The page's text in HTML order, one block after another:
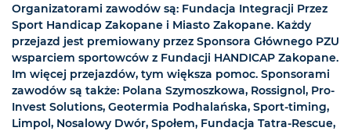
Organizatorami zawodów są: Fundacja Integracji Przez
Sport Handicap Zakopane i Miasto Zakopane. Każdy
przejazd jest premiowany przez Sponsora Głównego PZU
wsparciem sportowców z Fundacji HANDICAP Zakopane.
Im więcej przejazdów, tym większa pomoc. Sponsorami
zawodów są także: Polana Szymoszkowa, Rossignol, Pro-
Invest Solutions, Geotermia Podhalańska, Sport-timing,
Limpol, Nosalowy Dwór, Społem, Fundacja Tatra-Rescue,